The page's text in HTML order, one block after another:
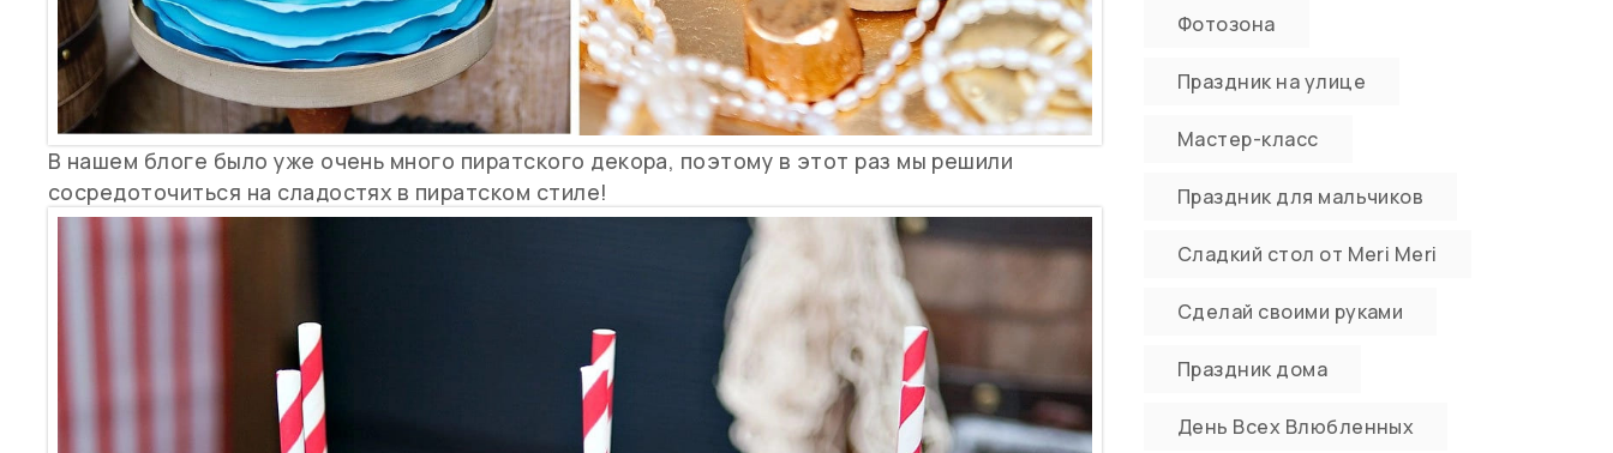
В нашем блоге было уже очень много пиратского декора, поэтому в этот раз мы решили
сосредоточиться на сладостях в пиратском стиле!
Фотозона
Праздник на улице
Мастер-класс
Праздник для мальчиков
Сладкий стол от Meri Meri
Сделай своими руками
Праздник дома
День Всех Влюбленных